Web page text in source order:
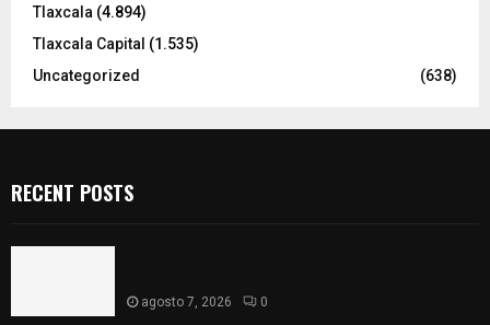
Tlaxcala (4.894)
Tlaxcala Capital (1.535)
Uncategorized
(638)
RECENT POSTS
agosto 7, 2026 0